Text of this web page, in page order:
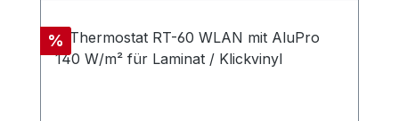
Rabatt
%